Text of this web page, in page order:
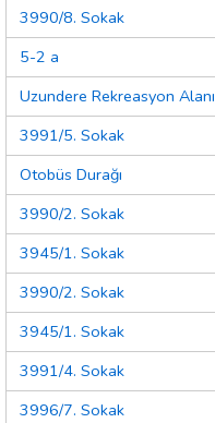
3990/8. Sokak
5-2 a
Uzundere Rekreasyon Alanı
3991/5. Sokak
Otobüs Durağı
3990/2. Sokak
3945/1. Sokak
3990/2. Sokak
3945/1. Sokak
3991/4. Sokak
3996/7. Sokak